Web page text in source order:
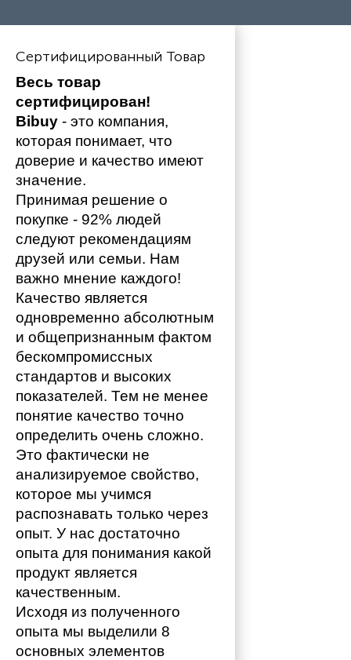
Сертифицированный Товар
Весь товар
сертифицирован!
Bibuy - это компания,
которая понимает, что
доверие и качество имеют
значение.
Принимая решение о
покупке - 92% людей
следуют рекомендациям
друзей или семьи. Нам
важно мнение каждого!
Качество является
одновременно абсолютным
и общепризнанным фактом
бескомпромиссных
стандартов и высоких
показателей. Тем не менее
понятие качество точно
определить очень сложно.
Это фактически не
анализируемое свойство,
которое мы учимся
распознавать только через
опыт. У нас достаточно
опыта для понимания какой
продукт является
качественным.
Исходя из полученного
опыта мы выделили 8
основных элементов